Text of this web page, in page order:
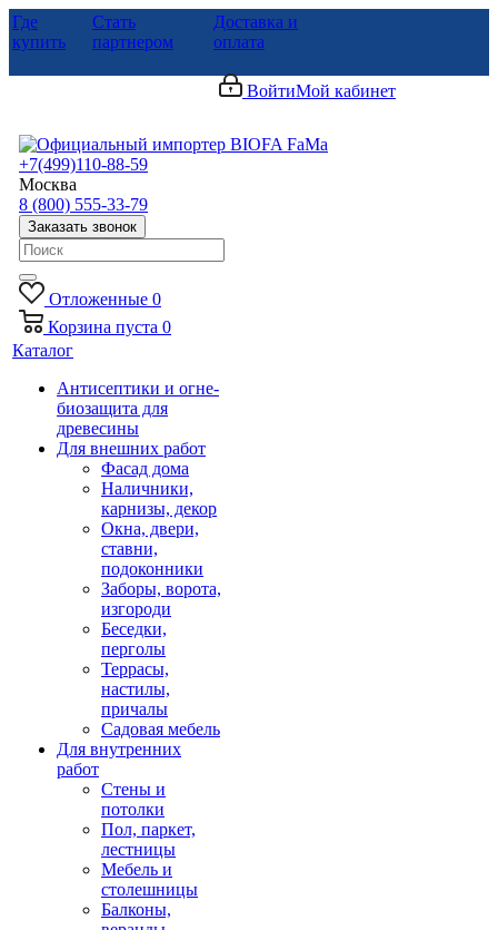
Где
купить
Стать
партнером
Доставка и
оплата
ВойтиМой кабинет
+7(499)110-88-59
Москва
8 (800) 555-33-79
Заказать звонок
Отложенные 0
Корзина пуста 0
Каталог
Антисептики и огне-
биозащита для
древесины
Для внешних работ
Фасад дома
Наличники,
карнизы, декор
Окна, двери,
ставни,
подоконники
Заборы, ворота,
изгороди
Беседки,
перголы
Террасы,
настилы,
причалы
Садовая мебель
Для внутренних
работ
Стены и
потолки
Пол, паркет,
лестницы
Мебель и
столешницы
Балконы,